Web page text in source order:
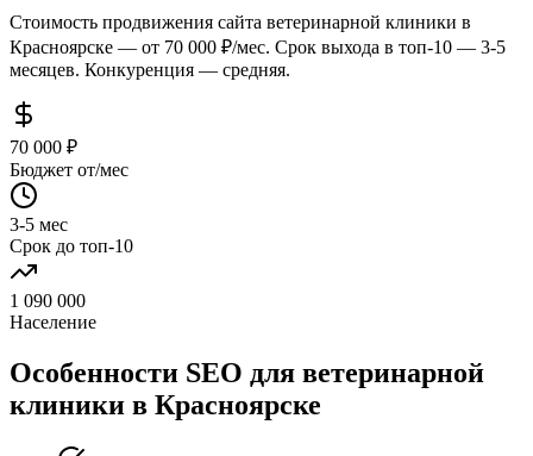
Стоимость продвижения сайта ветеринарной клиники в
Красноярске — от 70 000 ₽/мес. Срок выхода в топ-10 — 3-5
месяцев. Конкуренция — средняя.
70 000 ₽
Бюджет от/мес
3-5 мес
Срок до топ-10
1 090 000
Население
Особенности SEO для ветеринарной
клиники в Красноярске